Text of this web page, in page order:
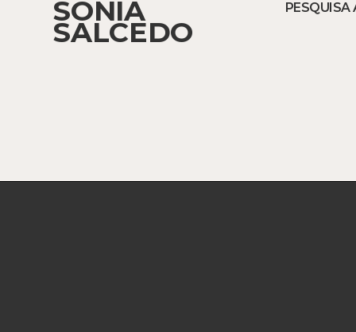
SONIA
SALCEDO
PESQUISA